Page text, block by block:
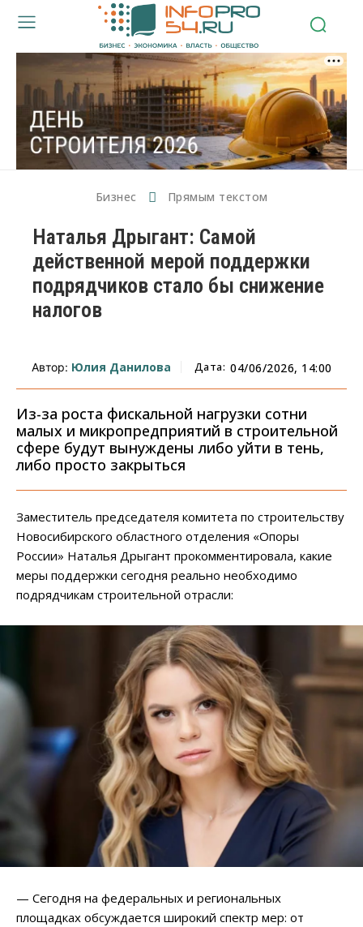
Бизнес Прямым текстом
Наталья Дрыгант: Самой
действенной мерой поддержки
подрядчиков стало бы снижение
налогов
Автор: Юлия Данилова Дата: 04/06/2026, 14:00
Из-за роста фискальной нагрузки сотни
малых и микропредприятий в строительной
сфере будут вынуждены либо уйти в тень,
либо просто закрыться
Заместитель председателя комитета по строительству
Новосибирского областного отделения «Опоры
России» Наталья Дрыгант прокомментировала, какие
меры поддержки сегодня реально необходимо
подрядчикам строительной отрасли:
— Сегодня на федеральных и региональных
площадках обсуждается широкий спектр мер: от